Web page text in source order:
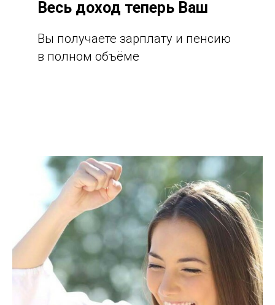
Весь доход теперь Ваш
Вы получаете зарплату и пенсию
в полном объёме